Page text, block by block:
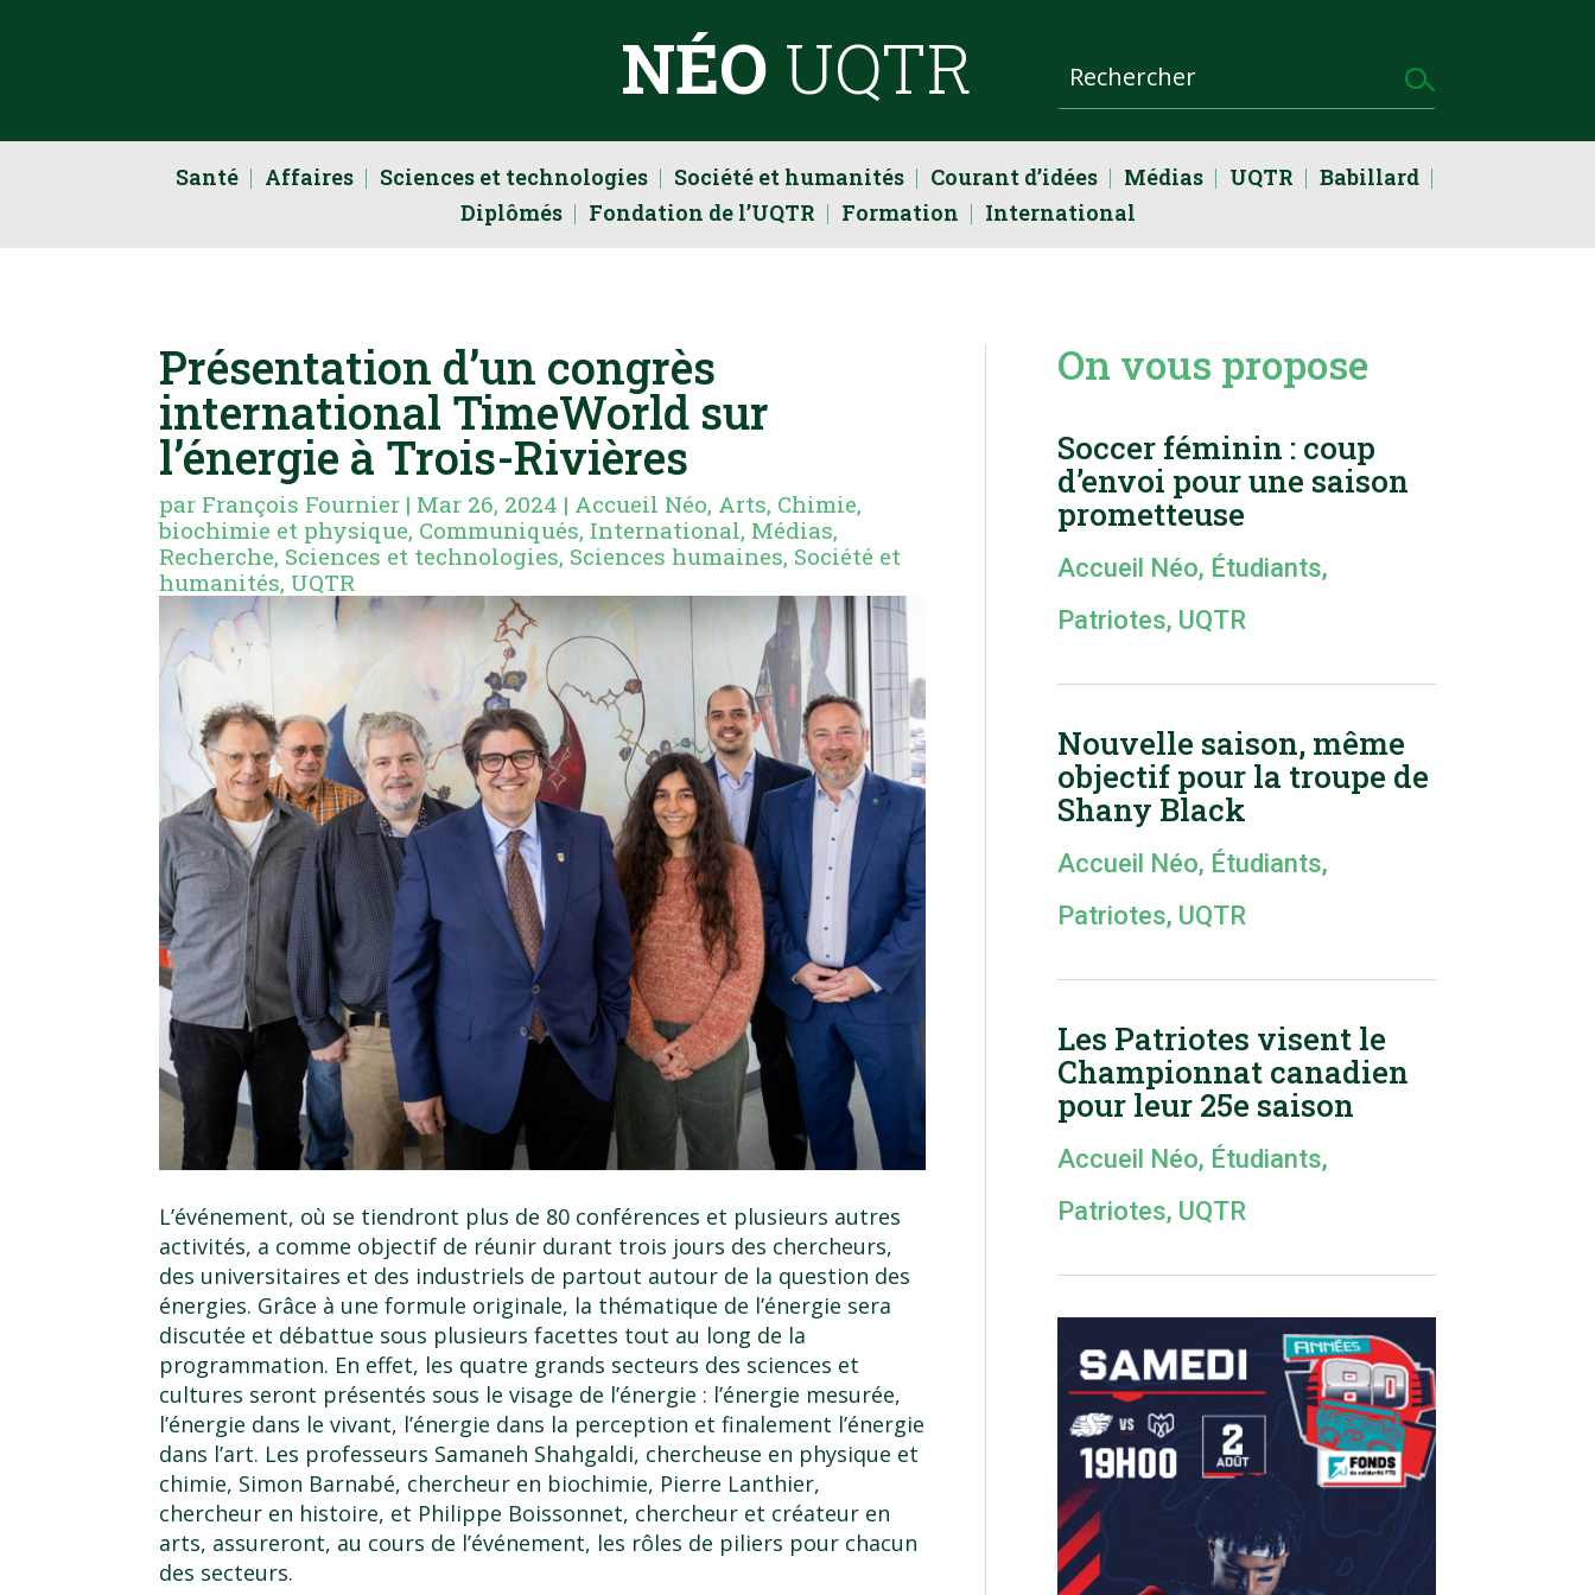
NÉO UQTR
Santé Affaires Sciences et technologies Société et humanités Courant d’idées Médias UQTR
Babillard
Diplômés
Fondation de l’UQTR Formation International
Présentation d’un congrès
international TimeWorld sur
l’énergie à Trois-Rivières
par François Fournier | Mar 26, 2024 | Accueil Néo, Arts, Chimie,
biochimie et physique, Communiqués, International, Médias,
Recherche, Sciences et technologies, Sciences humaines, Société et
humanités, UQTR
L’événement, où se tiendront plus de 80 conférences et plusieurs autres
activités, a comme objectif de réunir durant trois jours des chercheurs,
des universitaires et des industriels de partout autour de la question des
énergies. Grâce à une formule originale, la thématique de l’énergie sera
discutée et débattue sous plusieurs facettes tout au long de la
programmation. En effet, les quatre grands secteurs des sciences et
cultures seront présentés sous le visage de l’énergie : l’énergie mesurée,
l’énergie dans le vivant, l’énergie dans la perception et finalement l’énergie
dans l’art. Les professeurs Samaneh Shahgaldi, chercheuse en physique et
chimie, Simon Barnabé, chercheur en biochimie, Pierre Lanthier,
chercheur en histoire, et Philippe Boissonnet, chercheur et créateur en
arts, assureront, au cours de l’événement, les rôles de piliers pour chacun
des secteurs.
On vous propose
Soccer féminin : coup
d’envoi pour une saison
prometteuse
Accueil Néo, Étudiants,
Patriotes, UQTR
Nouvelle saison, même
objectif pour la troupe de
Shany Black
Accueil Néo, Étudiants,
Patriotes, UQTR
Les Patriotes visent le
Championnat canadien
pour leur 25e saison
Accueil Néo, Étudiants,
Patriotes, UQTR